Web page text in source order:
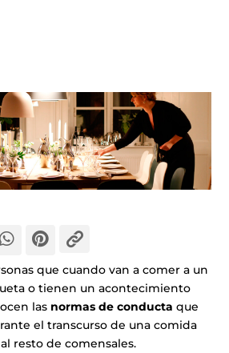
que cuando van a comer a un
o tienen un acontecimiento
las normas de conductaque
el transcurso de una comida
resto de comensales.